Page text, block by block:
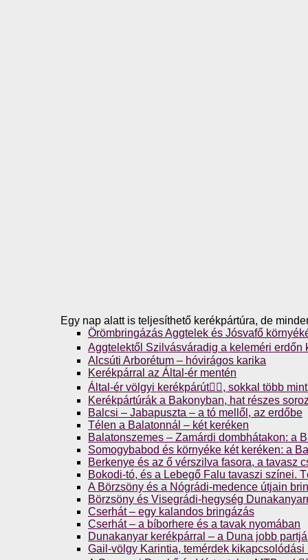
Egy nap alatt is teljesíthető kerékpártúra, de
Örömbringázás Aggtelek és Jósvafő
Aggtelektől Szilvásváradig a keleméri erdőn
Alcsúti Arborétum – hóvirágos karika
Kerékpárral az Által-ér mentén
Által-ér völgyi kerékpárút🚴‍♀️, sokkal több
Kerékpártúrák a Bakonyban, hat részes
Balcsi – Jabapuszta – a tó mellől, az erdőbe
Télen a Balatonnál – két keréken
Balatonszemes – Zamárdi dombhátakon: a
Somogybabod és környéke két keréken: a
Berkenye és az ő vérszilva fasora, a tavasz
Bokodi-tó, és a Lebegő Falu tavaszi színei.
A Börzsöny és a Nógrádi-medence útjain
Börzsöny és Visegrádi-hegység
Cserhát – egy kalandos bringázás
Cserhát – a bíborhere és a tavak nyomában
Dunakanyar kerékpárral – a Duna jobb
Gail-völgy Karintia, temérdek kikapcsolódási